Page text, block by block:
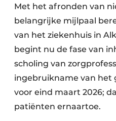
Met het afronden van
belangrijke mijlpaal
van het ziekenhuis in
begint nu de fase van
scholing van
ingebruikname van het
voor eind maart 2026;
patiënten ernaartoe.